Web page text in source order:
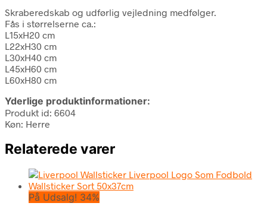
Skraberedskab og udførlig vejledning medfølger.
Fås i størrelserne ca.:
L15xH20 cm
L22xH30 cm
L30xH40 cm
L45xH60 cm
L60xH80 cm
Yderlige produktinformationer:
Produkt id: 6604
Køn: Herre
Relaterede varer
På Udsalg! 34%